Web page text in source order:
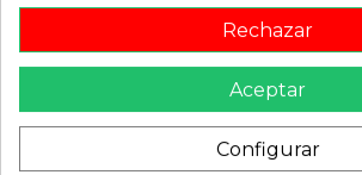
Fecha disponible: 2022-08-03
Recambio de motor arranque para opel
(z 10 xe / lw3) | 0.00 - ... 1.0 12v cat (z 10
Rechazar
Aceptar
Configurar